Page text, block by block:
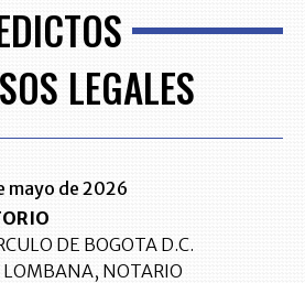
LEGALES
mayo de 2026
DE BOGOTA D.C.
NOTARIO